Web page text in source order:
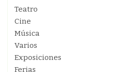
Teatro
Cine
Música
Varios
Exposiciones
Ferias